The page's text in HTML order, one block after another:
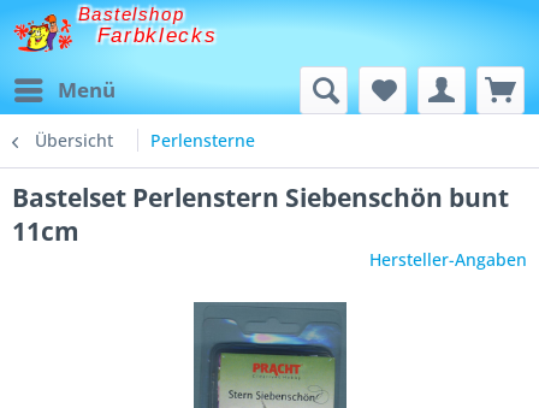
Bastelshop
Farbklecks
Menü
Übersicht Perlensterne
Bastelset Perlenstern Siebenschön bunt
11cm
Hersteller-Angaben